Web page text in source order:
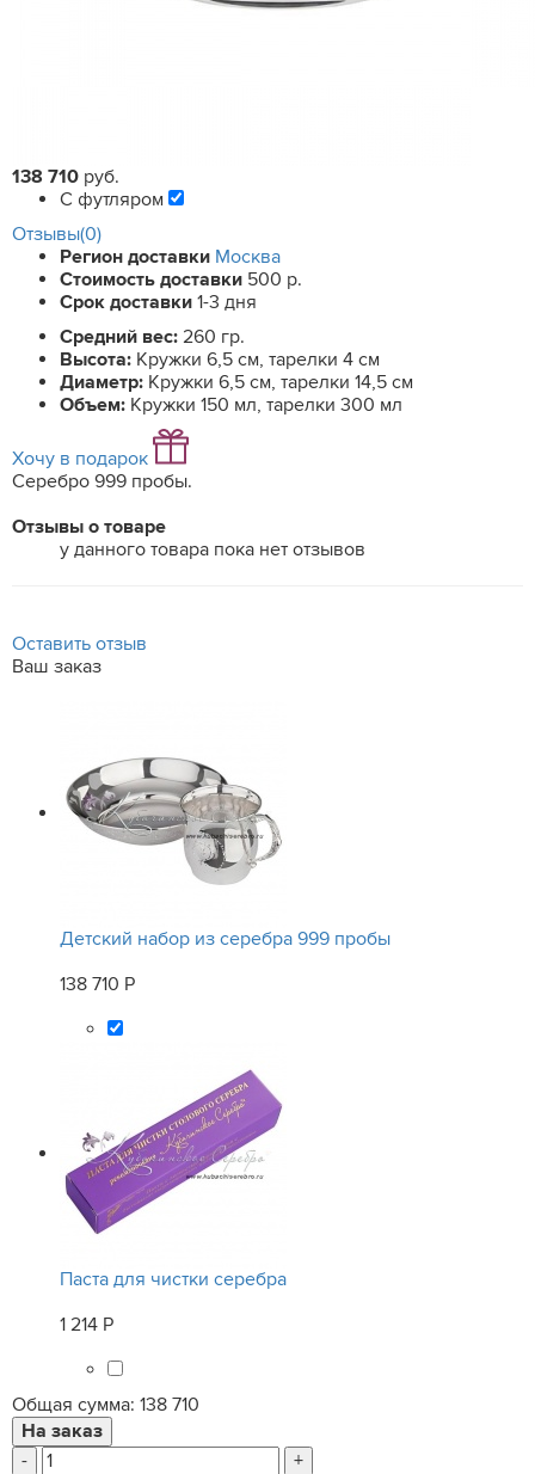
138 710 руб.
С футляром
Отзывы(0)
Регион доставки Москва
Стоимость доставки 500 р.
Срок доставки 1-3 дня
Средний вес: 260 гр.
Высота: Кружки 6,5 см, тарелки 4 см
Диаметр: Кружки 6,5 см, тарелки 14,5 см
Объем: Кружки 150 мл, тарелки 300 мл
Хочу в подарок
Серебро 999 пробы.
Отзывы о товаре
у данного товара пока нет отзывов
Оставить отзыв
Ваш заказ
Детский набор из серебра 999 пробы
138 710 Р
Паста для чистки серебра
1 214 Р
Общая сумма: 138 710
-
+